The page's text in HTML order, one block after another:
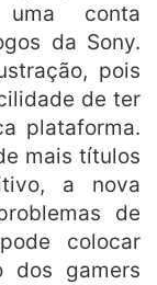
uma conta
da Sony.
pois
de ter
plataforma.
mais títulos
a nova
de
colocar
dos gamers